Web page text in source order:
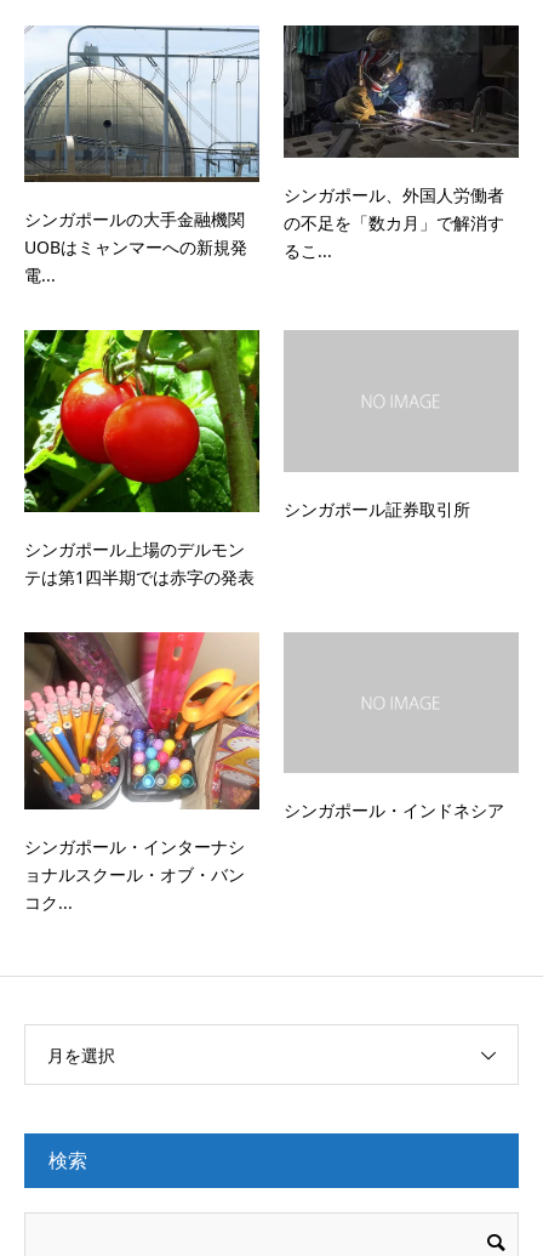
シンガポールの大手金融機関
UOBはミャンマーへの新規発
電...
シンガポール、外国人労働者
の不足を「数カ月」で解消す
るこ...
シンガポール上場のデルモン
テは第1四半期では赤字の発表
シンガポール証券取引所
シンガポール・インターナシ
ョナルスクール・オブ・バン
コク...
シンガポール・インドネシア
月を選択
検索